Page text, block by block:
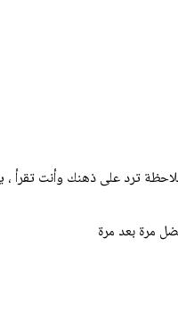
ترد على ذهنك وأنت تقرأ
مرة بعد مرة